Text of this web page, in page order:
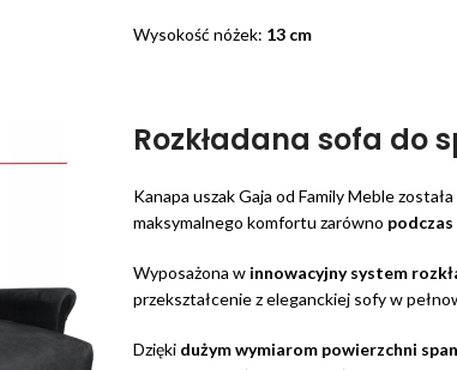
Wysokość nóżek: 13 cm
Rozkładana sofa do
Kanapa uszak Gaja od Family Meble
maksymalnego komfortu zarówno
Wyposażona w innowacyjny system
przekształcenie z eleganckiej sofy w
Dzięki dużym wymiarom powierzchni